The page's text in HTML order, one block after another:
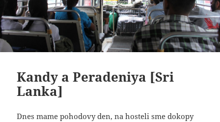
Kandy a Peradeniya [Sri
Lanka]
Dnes mame pohodovy den, na hosteli sme dokopy